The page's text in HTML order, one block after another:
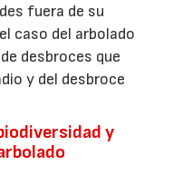
fuera de su
caso del arbolado
desbroces que
y del desbroce
y